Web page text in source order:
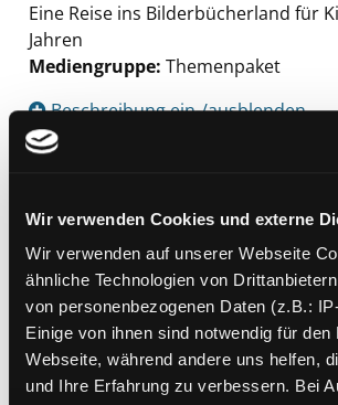
Wir verwenden Cookies und externe
Wir verwenden auf unserer Webseite
ähnliche Technologien von
von personenbezogenen Daten (z.B.:
Einige von ihnen sind notwendig für den
Webseite, während andere uns helfen,
und Ihre Erfahrung zu verbessern. Bei
Eine Reise ins Bilderbücherland für
Jahren
Mediengruppe: Themenpaket
Beschreibung ein-/ausblenden
Exemplare
Zweigstelle:Themenpaket-
Signatur:TP MIN
Standort 2: